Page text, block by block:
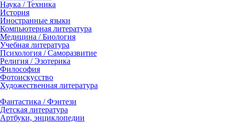
Наука / Техника
История
Иностранные языки
Компьютерная литература
Медицина / Биология
Учебная литература
Психология / Саморазвитие
Религия / Эзотерика
Философия
Фотоискусство
Художественная литература
Фантастика / Фэнтези
Детская литература
Артбуки, энциклопедии